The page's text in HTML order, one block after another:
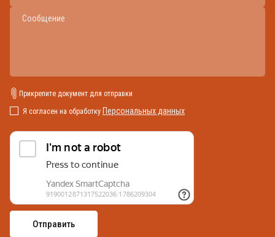
Прикрепите документ для отправки
Я согласен на обработку Персональных данных